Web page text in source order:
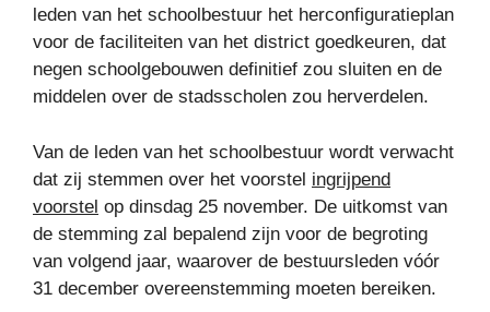
leden van het schoolbestuur het herconfiguratieplan
voor de faciliteiten van het district goedkeuren, dat
negen schoolgebouwen definitief zou sluiten en de
middelen over de stadsscholen zou herverdelen.
Van de leden van het schoolbestuur wordt verwacht
dat zij stemmen over het voorstel ingrijpend
voorstel op dinsdag 25 november. De uitkomst van
de stemming zal bepalend zijn voor de begroting
van volgend jaar, waarover de bestuursleden vóór
31 december overeenstemming moeten bereiken.